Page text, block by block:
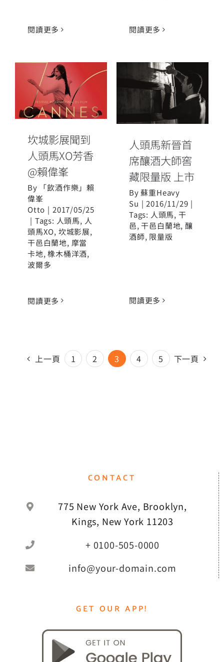
閱讀更多 閱讀更多
坎城影展聞到
人頭馬XO芳香
@賴偉峯
坎城影展聞到
人頭馬XO芳香
@賴偉峯
By
「飲酒作樂」賴
偉峯
Otto | 2017/05/25
| Tags: 人頭馬, 人
頭馬XO, 坎城影展,
干邑白蘭地, 摩當
卡地,橡木桶洋酒,
波爾多
閱讀更多
人頭馬新晉首
席釀酒大師窖
藏限量版 上市
人頭馬新晉首
席釀酒大師窖
藏限量版 上市
By蘇重Heavy
Su | 2016/11/29 |
Tags: 人頭馬, 干
邑,干邑白蘭地,釀
酒師, 限量版
閱讀更多
上一頁 1 2 3 4 5 下一頁
CONTACT
775 New York Ave, Brooklyn,
Kings, New York 11203
+ 0100-505-0000
info@your-domain.com
GET OUR APP!